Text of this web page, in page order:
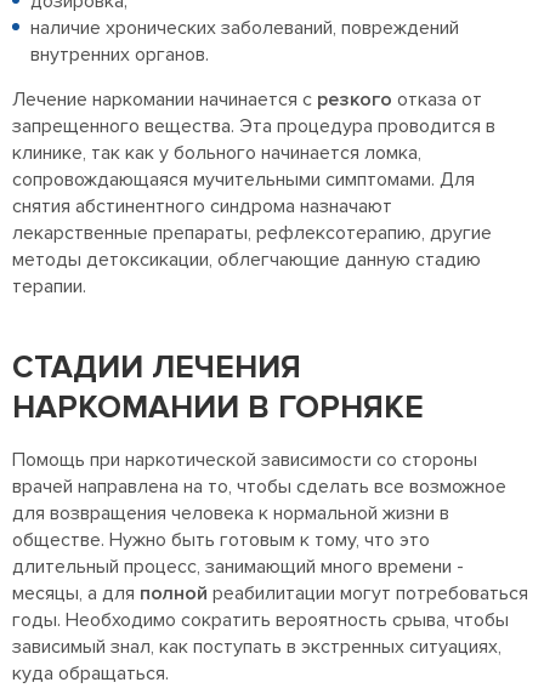
наличие хронических заболеваний, повреждений
внутренних органов.
Лечение наркомании начинается с резкого отказа от
запрещенного вещества. Эта процедура проводится в
клинике, так как у больного начинается ломка,
сопровождающаяся мучительными симптомами. Для
снятия абстинентного синдрома назначают
лекарственные препараты, рефлексотерапию, другие
методы детоксикации, облегчающие данную стадию
терапии.
СТАДИИ ЛЕЧЕНИЯ
НАРКОМАНИИ В ГОРНЯКЕ
Помощь при наркотической зависимости со стороны
врачей направлена на то, чтобы сделать все возможное
для возвращения человека к нормальной жизни в
обществе. Нужно быть готовым к тому, что это
длительный процесс, занимающий много времени -
месяцы, а для полной реабилитации могут потребоваться
годы. Необходимо сократить вероятность срыва, чтобы
зависимый знал, как поступать в экстренных ситуациях,
куда обращаться.